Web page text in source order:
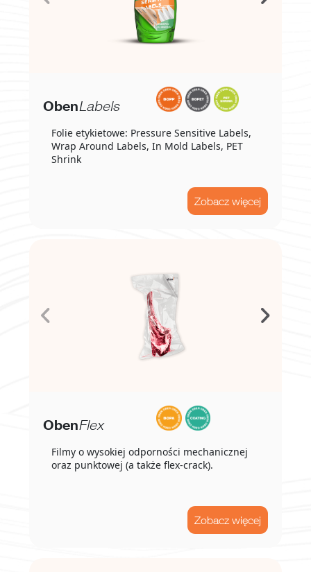
ObenLabels
Folie etykietowe: Pressure Sensitive Labels,
Wrap Around Labels, In Mold Labels, PET
Shrink
Zobacz więcej
ObenFlex
Filmy o wysokiej odporności mechanicznej
oraz punktowej (a także flex-crack).
Zobacz więcej